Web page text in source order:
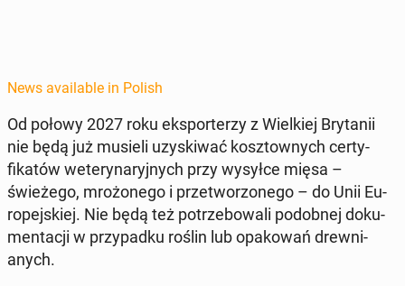
News available in Polish
Od połowy 2027 roku ek­sporterzy z Wielkiej Bry­tanii
nie będą już musieli uzyski­wać kosz­townych cer­ty­
fikatów wetery­naryjnych przy wysyłce mięsa –
świeżego, mrożonego i przetwor­zonego – do Unii Eu­
rope­jskiej. Nie będą też potrze­bowali podob­nej doku­
men­tacji w przy­pad­ku roślin lub opakowań drew­ni­
anych.